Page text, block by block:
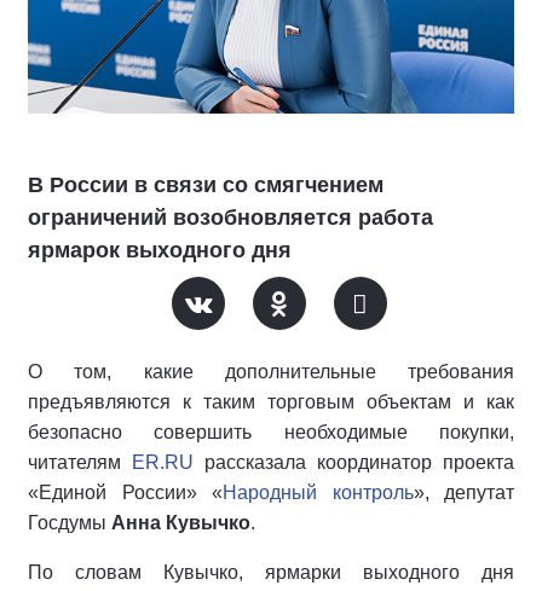
В России в связи со смягчением
ограничений возобновляется работа
ярмарок выходного дня
О том, какие дополнительные требования
предъявляются к таким торговым объектам и как
безопасно совершить необходимые покупки,
читателям
ER.RU рассказала координатор проекта
«Единой России» «Народный контроль», депутат
Госдумы Анна Кувычко.
По словам Кувычко, ярмарки выходного дня